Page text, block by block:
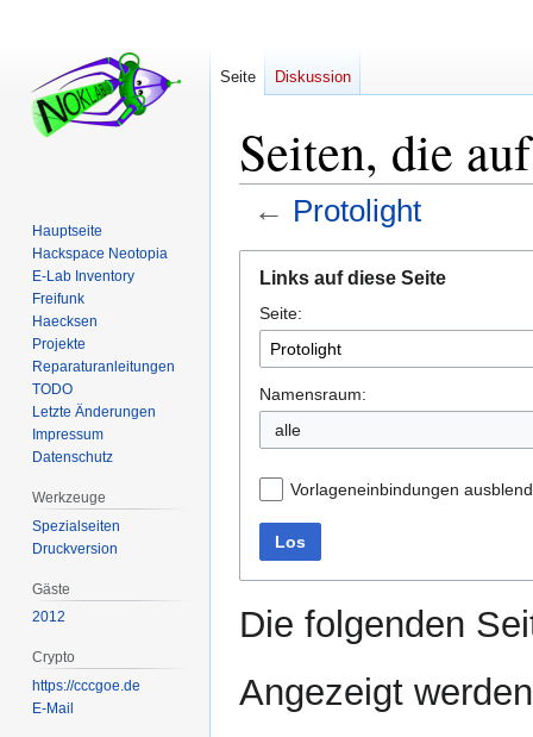
Seiten, die
← Protolight
Navigation
springen
Suche
springen
Links auf diese Seite
Seite:
Namensraum:
alle
Vorlageneinbindungen
Los
Die folgenden
Angezeigt
Seite Diskussion
Hauptseite
Hackspace Neotopia
E-Lab Inventory
Freifunk
Haecksen
Projekte
Reparaturanleitungen
TODO
Letzte Änderungen
Impressum
Datenschutz
Werkzeuge
Spezialseiten
Druckversion
Gäste
2012
Crypto
https://cccgoe.de
E-Mail